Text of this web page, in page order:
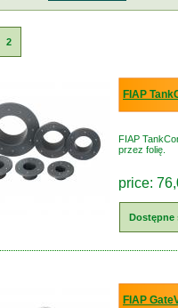
2
FIAP
FIAP
przez folię.
price:
Dostępne
FIAP